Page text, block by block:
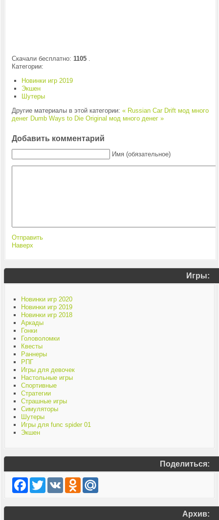
Скачали бесплатно: 1105.
Категории:
Новинки игр 2019
Экшен
Шутеры
Другие материалы в этой категории: « Russian Car Drift мод много
денег Dumb Ways to Die Original мод много денег »
Добавить комментарий
Имя (обязательное)
Отправить
Наверх
Игры:
Новинки игр 2020
Новинки игр 2019
Новинки игр 2018
Аркады
Гонки
Головоломки
Квесты
Раннеры
РПГ
Игры для девочек
Настольные игры
Спортивные
Стратегии
Страшные игры
Симуляторы
Шутеры
Игры для func spider 01
Экшен
Поделиться:
Facebook
TwitterVK Odnoklassniki
Mail.Ru
Архив: